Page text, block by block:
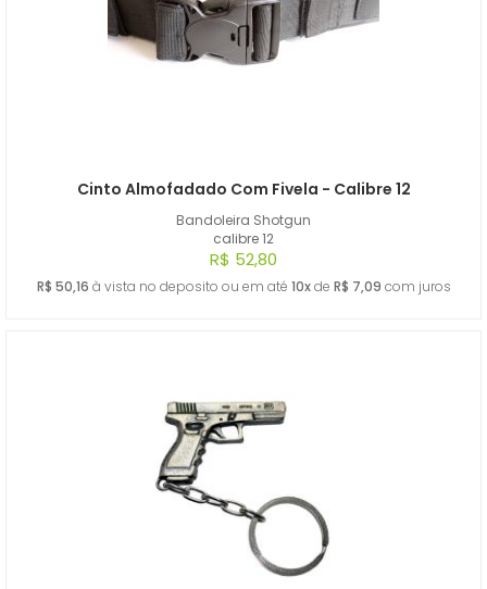
Bandoleira Shotgun
calibre 12
Cinto Almofadado Com Fivela - Calibre 12
R$ 52,80
R$ 50,16 à vista no deposito ou em até 10xde R$ 7,09 com juros